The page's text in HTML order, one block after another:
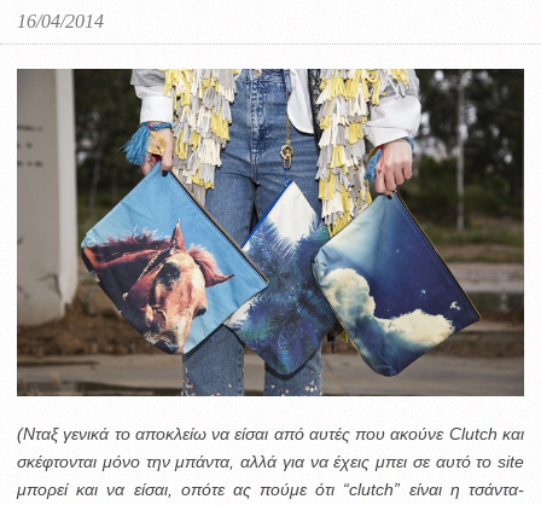
16/04/2014
(Νταξ γενικά το αποκλείω να είσαι από αυτές που ακούνε Clutch και
σκέφτονται μόνο την μπάντα, αλλά για να έχεις μπει σε αυτό το site
μπορεί και να είσαι, οπότε ας πούμε ότι “clutch” είναι η τσάντα-